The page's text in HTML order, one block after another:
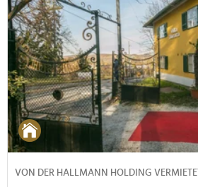
VON DER HALLMANN HOLDING VERMIETET